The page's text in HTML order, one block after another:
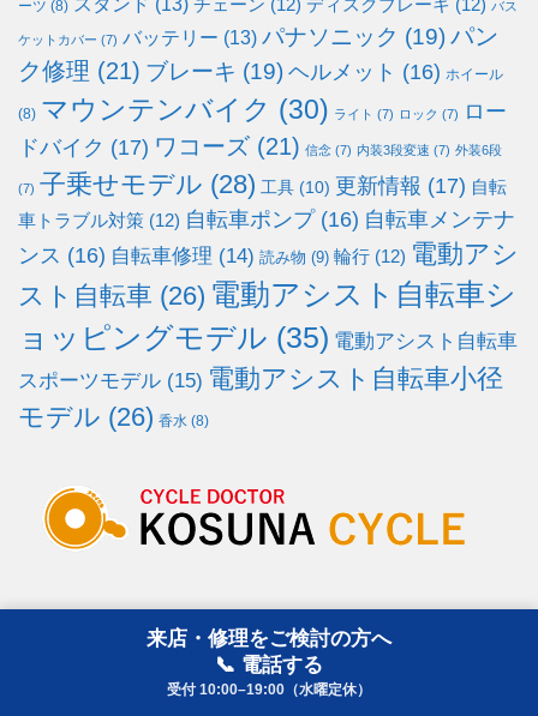
ーツ (8) スタンド (13) チェーン (12) ディスクブレーキ (12) バス
ケットカバー (7) バッテリー (13) パナソニック (19)パン
ク修理 (21) ブレーキ (19) ヘルメット (16) ホイール
(8) マウンテンバイク (30) ライト (7) ロック (7)
ロー
ドバイク (17) ワコーズ (21) 信念 (7) 内装3段変速 (7) 外装6段
(7) 子乗せモデル (28) 工具 (10) 更新情報 (17) 自転
車トラブル対策 (12) 自転車ポンプ(16) 自転車メンテナ
ンス (16) 自転車修理 (14) 読み物 (9) 輪行 (12) 電動アシ
スト自転車 (26) 電動アシスト自転車シ
ョッピングモデル (35) 電動アシスト自転車
スポーツモデル (15) 電動アシスト自転車小径
モデル (26) 香水 (8)
営業時間・情報
来店・修理をご検討の方へ
📞 電話する
受付 10:00–19:00（水曜定休）